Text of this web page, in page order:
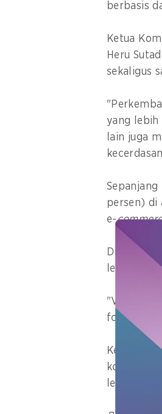
berbasis
Ketua
Heru
sekaligus
yang lebih
lain juga
persen) di
e-
Dinamika
lebih
"Visi kami
fondasi
Kepada